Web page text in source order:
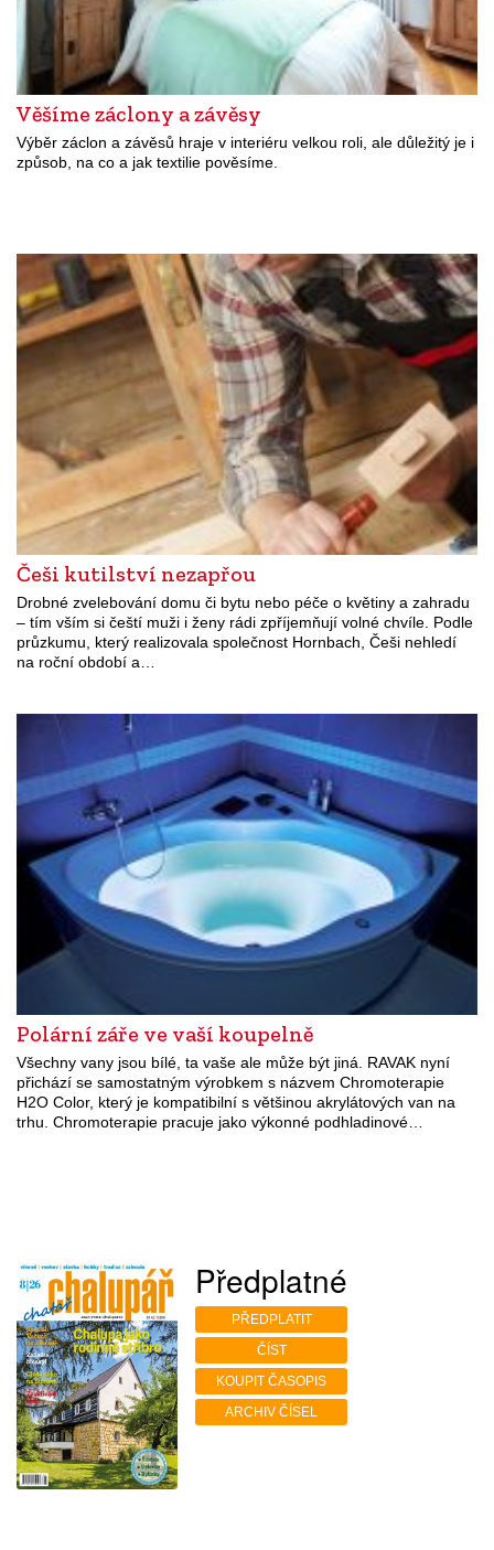
Věšíme záclony a závěsy
Výběr záclon a závěsů hraje v interiéru velkou roli, ale důležitý je i
způsob, na co a jak textilie pověsíme.
Češi kutilství nezapřou
Drobné zvelebování domu či bytu nebo péče o květiny a zahradu
– tím vším si čeští muži i ženy rádi zpříjemňují volné chvíle. Podle
průzkumu, který realizovala společnost Hornbach, Češi nehledí
na roční období a…
Polární záře ve vaší koupelně
Všechny vany jsou bílé, ta vaše ale může být jiná. RAVAK nyní
přichází se samostatným výrobkem s názvem Chromoterapie
H2O Color, který je kompatibilní s většinou akrylátových van na
trhu. Chromoterapie pracuje jako výkonné podhladinové…
Předplatné
PŘEDPLATIT
ČÍST
KOUPIT ČASOPIS
ARCHIV ČÍSEL